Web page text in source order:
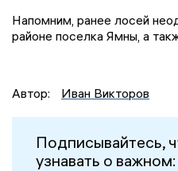
Напомним, ранее лосей
районе поселка Ямны, а
Автор: Иван Викторов
Подписывайтесь,
узнавать о важном: